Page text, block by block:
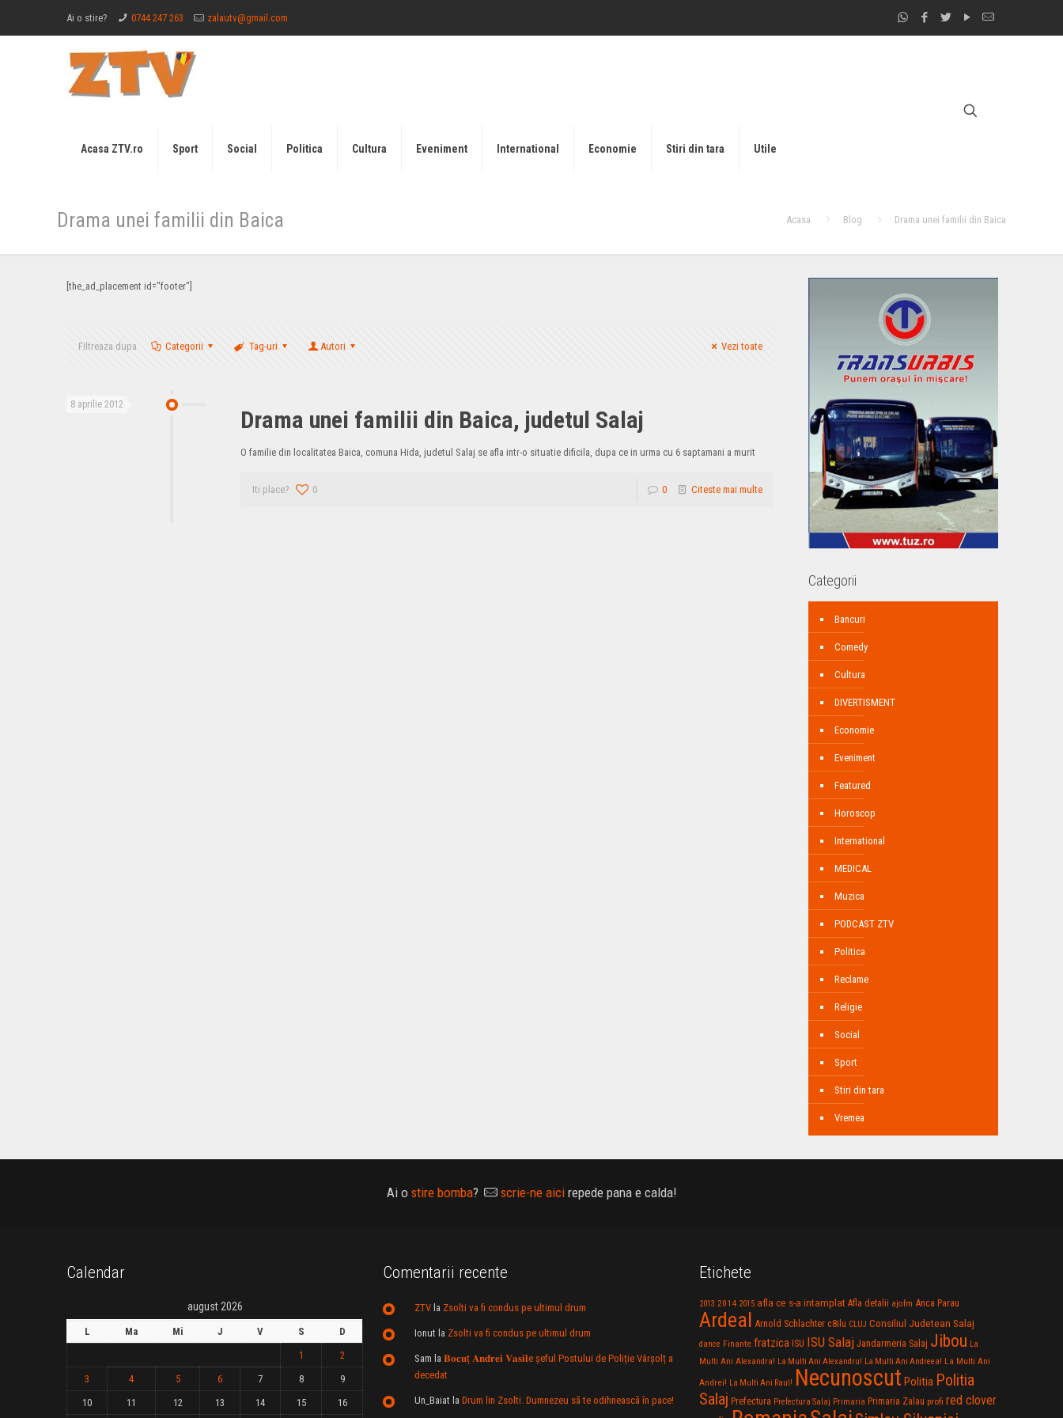
Ai o stire? 0744 247 263 zalautv@gmail.com
Acasa ZTV.ro Sport Social Politica Cultura Eveniment International Economie Stiri din tara Utile
Drama unei familii din Baica Acasa Blog Drama unei familii din Baica
[the_ad_placement id="footer"]
Filtreaza dupa Categorii Tag-uri Autori Vezi toate
8 aprilie 2012
Drama unei familii din Baica, judetul Salaj
O familie din localitatea Baica, comuna Hida, judetul Salaj se afla intr-o situatie dificila, dupa ce in urma cu 6 saptamani a murit
Iti place? 0 0 Citeste mai multe
Categorii
Bancuri
Comedy
Cultura
DIVERTISMENT
Economie
Eveniment
Featured
Horoscop
International
MEDICAL
Muzica
PODCAST ZTV
Politica
Reclame
Religie
Social
Sport
Stiri din tara
Vremea
Ai o stire bomba? scrie-ne aicirepede pana e calda!
Calendar
august 2026
L Ma Mi J V S
D
1
2
3
4 5 6 7 8
9
10
11 12 13 14 15 16
Comentarii recente
ZTVla Zsolti va fi condus pe ultimul drum
Ionut la Zsolti va fi condus pe ultimul drum
Sam la 𝐁𝐨𝐜𝐮ț 𝐀𝐧𝐝𝐫𝐞𝐢 𝐕𝐚𝐬𝐢𝐥e şeful Postului de Poliție Vârșolț a
decedat
Un_Baiat la Drum lin Zsolti. Dumnezeu sã te odihneascã în pace!
Etichete
2013 2014 2015 afla ce s-a intamplat Afla detalii ajofm Anca Parau
Ardeal Arnold Schlachter c8ilu CLUJ Consiliul Judetean Salaj
dance Finante fratzica ISU ISU Salaj Jandarmeria Salaj Jibou La
Multi Ani Alexandra! La Multi Ani Alexandru! La Multi Ani Andreea! La Multi Ani
Andrei! La Multi Ani Raul! Necunoscut Politia Politia
Salaj Prefectura Prefectura Salaj Primaria Primaria Zalau profi red clover